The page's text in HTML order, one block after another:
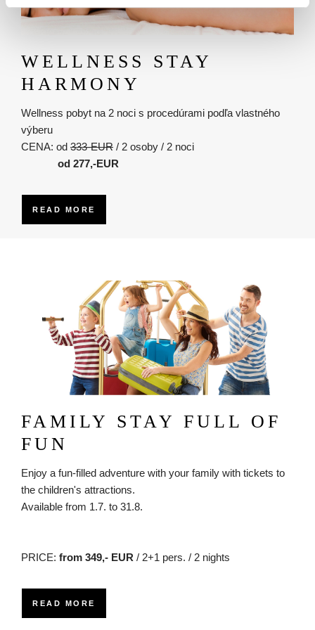
WELLNESS STAY
HARMONY
Wellness pobyt na 2 noci s procedúrami podľa vlastného
výberu
CENA: od 333-EUR / 2 osoby / 2 noci
od 277,-EUR
READ MORE
FAMILY STAY FULL OF
FUN
Enjoy a fun-filled adventure with your family with tickets to
the children's attractions.
Available from 1.7. to 31.8.
PRICE: from 349,- EUR / 2+1 pers. / 2 nights
READ MORE